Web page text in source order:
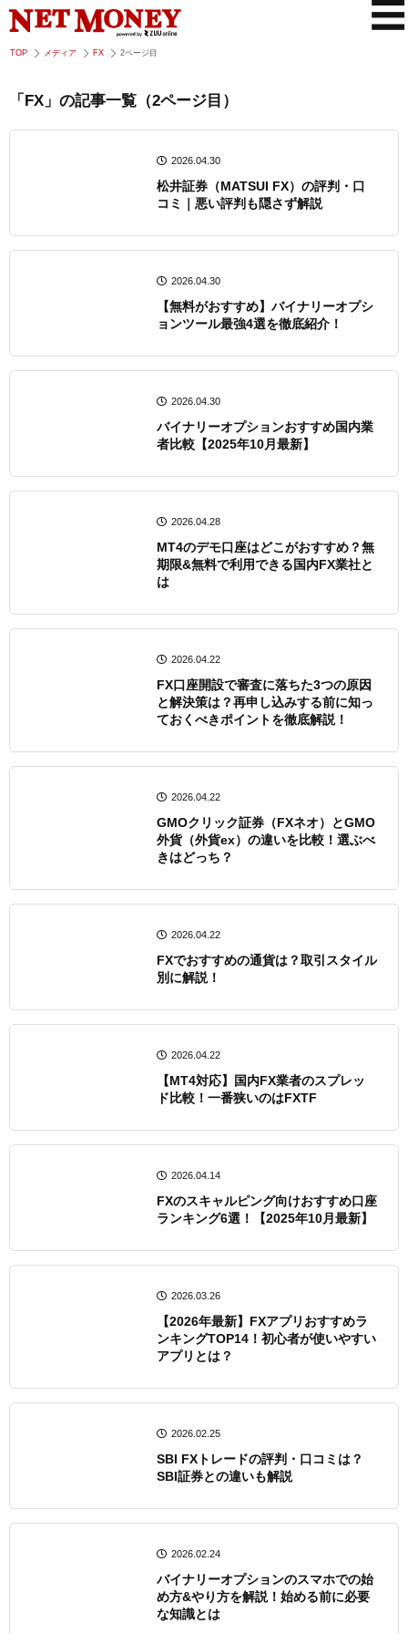
TOP メディア FX 2ページ目
「FX」の記事一覧（2ページ目）
2026.04.30
松井証券（MATSUI FX）の評判・口
コミ｜悪い評判も隠さず解説
2026.04.30
【無料がおすすめ】バイナリーオプシ
ョンツール最強4選を徹底紹介！
2026.04.30
バイナリーオプションおすすめ国内業
者比較【2025年10月最新】
2026.04.28
MT4のデモ口座はどこがおすすめ？無
期限&無料で利用できる国内FX業社と
は
2026.04.22
FX口座開設で審査に落ちた3つの原因
と解決策は？再申し込みする前に知っ
ておくべきポイントを徹底解説！
2026.04.22
GMOクリック証券（FXネオ）とGMO
外貨（外貨ex）の違いを比較！選ぶべ
きはどっち？
2026.04.22
FXでおすすめの通貨は？取引スタイル
別に解説！
2026.04.22
【MT4対応】国内FX業者のスプレッ
ド比較！一番狭いのはFXTF
2026.04.14
FXのスキャルピング向けおすすめ口座
ランキング6選！【2025年10月最新】
2026.03.26
【2026年最新】FXアプリおすすめラ
ンキングTOP14！初心者が使いやすい
アプリとは？
2026.02.25
SBI FXトレードの評判・口コミは？
SBI証券との違いも解説
2026.02.24
バイナリーオプションのスマホでの始
め方&やり方を解説！始める前に必要
な知識とは